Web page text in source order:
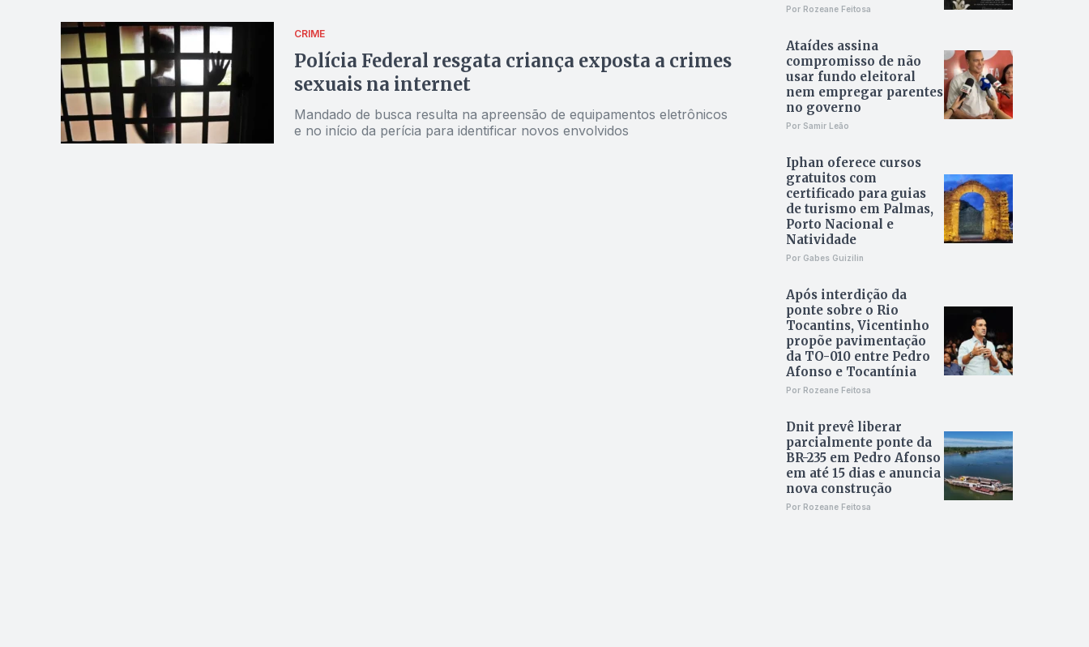
CRIME
Polícia Federal resgata criança exposta a crimes
sexuais na internet
Mandado de busca resulta na apreensão de equipamentos eletrônicos
e no início da perícia para identificar novos envolvidos
Por Rozeane Feitosa
Ataídes assina
compromisso de não
usar fundo eleitoral
nem empregar parentes
no governo
Por Samir Leão
Iphan oferece cursos
gratuitos com
certificado para guias
de turismo em Palmas,
Porto Nacional e
Natividade
Por Gabes Guizilin
Após interdição da
ponte sobre o Rio
Tocantins, Vicentinho
propõe pavimentação
da TO-010 entre Pedro
Afonso e Tocantínia
Por Rozeane Feitosa
Dnit prevê liberar
parcialmente ponte da
BR-235 em Pedro Afonso
em até 15 dias e anuncia
nova construção
Por Rozeane Feitosa